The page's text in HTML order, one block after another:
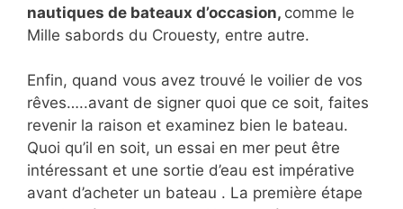
nautiques de bateaux d’occasion, comme le
Mille sabords du Crouesty, entre autre.
Enfin, quand vous avez trouvé le voilier de vos
rêves…..avant de signer quoi que ce soit, faites
revenir la raison et examinez bien le bateau.
Quoi qu’il en soit, un essai en mer peut être
intéressant et une sortie d’eau est impérative
avant d’acheter un bateau . La première étape